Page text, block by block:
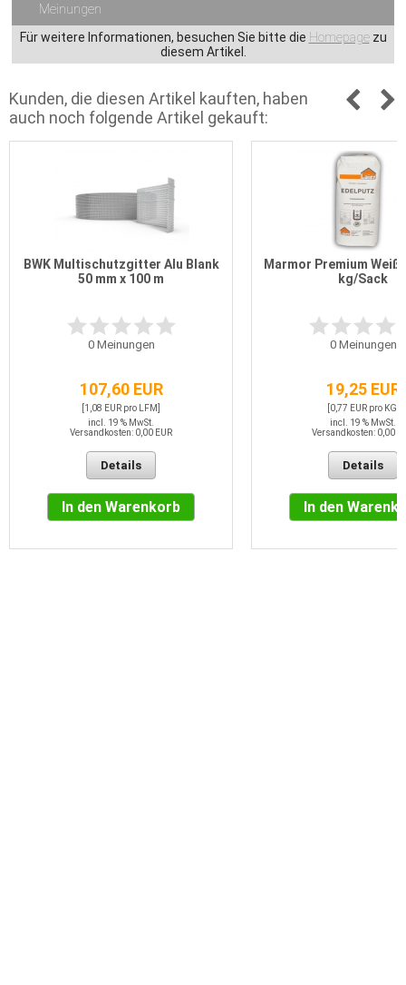
Meinungen
Für weitere Informationen, besuchen Sie bitte die Homepagezu
diesem Artikel.
Kunden, die diesen Artikel kauften, haben
auch noch folgende Artikel gekauft:
BWK Multischutzgitter Alu Blank
50 mm x 100 m
0Meinungen
107,60 EUR
[1,08 EUR pro LFM]
incl. 19 % MwSt.
Versandkosten: 0,00 EUR
Details
In den Warenkorb
Marmor Premium Weiß
kg/Sack
0Meinungen
19,25 EUR
[0,77 EUR pro KG]
incl. 19 % MwSt.
Versandkosten: 0,00
Details
In den